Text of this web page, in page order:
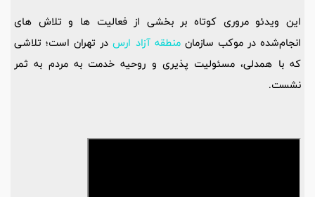
این ویدئو مروری کوتاه بر بخشی از فعالیت‌ ها و تلاش‌ های
انجام‌شده در موکب سازمانمنطقه آزاد ارسدر تهران است؛ تلاشی
که با همدلی، مسئولیت‌ پذیری و روحیه خدمت به مردم به ثمر
نشست.